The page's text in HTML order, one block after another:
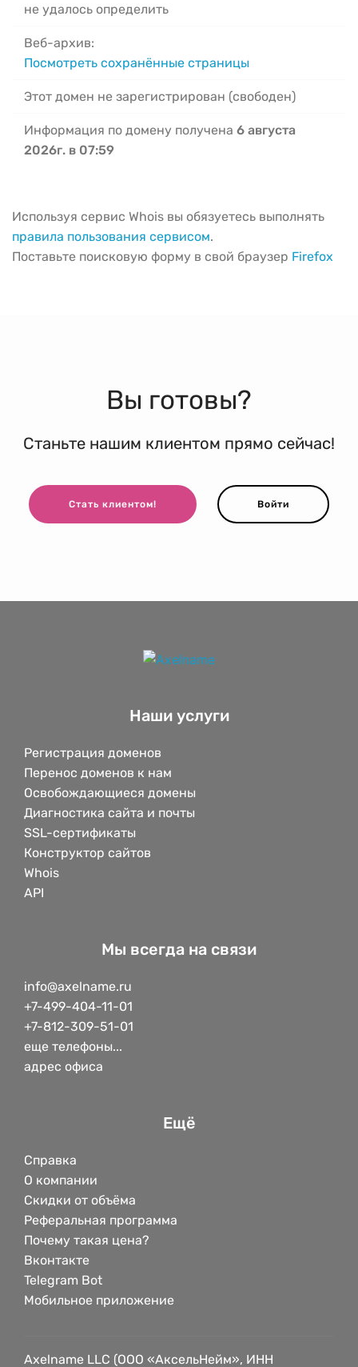
не удалось определить
Веб-архив:
Посмотреть сохранённые страницы
Этот домен не зарегистрирован (свободен)
Информация по домену получена 6 августа
2026г. в 07:59
Используя сервис Whois вы обязуетесь выполнять
правила пользования сервисом.
Поставьте поисковую форму в свой браузер Firefox
Вы готовы?
Станьте нашим клиентом прямо сейчас!
Стать клиентом! Войти
Наши услуги
Регистрация доменов
Перенос доменов к нам
Освобождающиеся домены
Диагностика сайта и почты
SSL-сертификаты
Конструктор сайтов
Whois
API
Мы всегда на связи
info@axelname.ru
+7-499-404-11-01
+7-812-309-51-01
еще телефоны...
адрес офиса
Ещё
Справка
О компании
Скидки от объёма
Реферальная программа
Почему такая цена?
Вконтакте
Telegram Bot
Мобильное приложение
Axelname LLC (ООО «АксельНейм», ИНН